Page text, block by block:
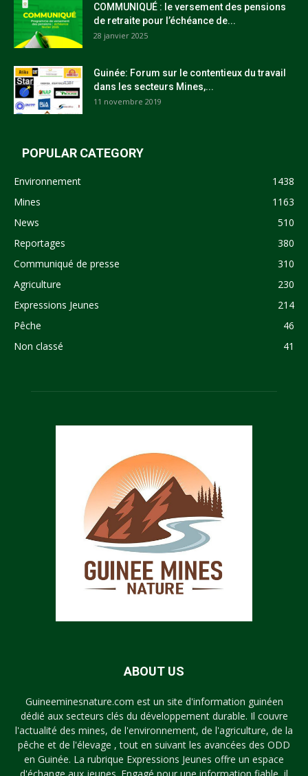
COMMUNIQUÉ : le versement des pensions
de retraite pour l’échéance de...
28 janvier 2025
Guinée: Forum sur le contentieux du travail
dans les secteurs Mines,...
11 novembre 2019
POPULAR CATEGORY
Environnement
1438
Mines
1163
News
510
Reportages
380
Communiqué de presse
310
Agriculture
230
Expressions Jeunes
214
Pêche
46
Non classé
41
ABOUT US
Guineeminesnature.com est un site d'information guinéen
dédié aux secteurs clés du développement durable. Il couvre
l'actualité des mines, de l'environnement, de l'agriculture, de la
pêche et de l'élevage , tout en suivant les avancées des ODD
en Guinée. La rubrique Expressions Jeunes offre un espace